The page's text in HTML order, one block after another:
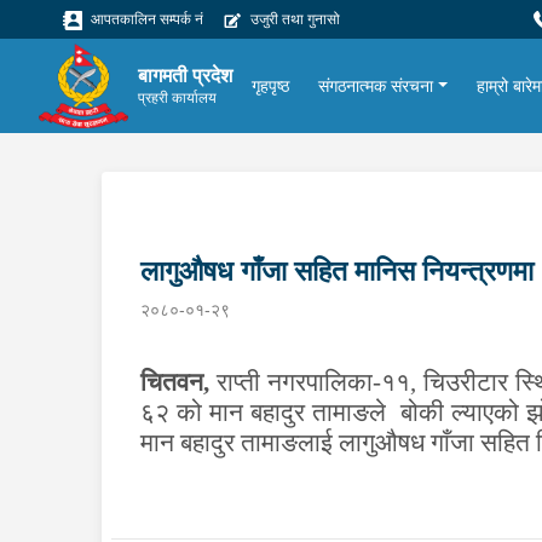
आपतकालिन सम्पर्क नं उजुरी तथा गुनासो
बागमती प्रदेश
प्रहरी कार्यालय
गृहपृष्ठ संगठनात्मक संरचना हाम्रो
लागुऔषध गाँजा सहित मानिस नियन्त्रणमा
२०८०-०१-२९
चितवन, राप्ती नगरपालिका-११, चिउरीटार
६२ को मान बहादुर तामाङले बोकी
मान बहादुर तामाङलाई लागुऔषध गाँजा